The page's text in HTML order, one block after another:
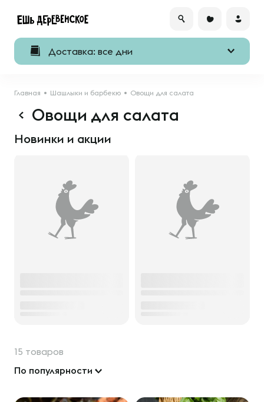
Доставка: все дни
Главная Шашлыки и барбекю Овощи для салата
Овощи для салата
Новинки и акции
15 товаров
По популярности